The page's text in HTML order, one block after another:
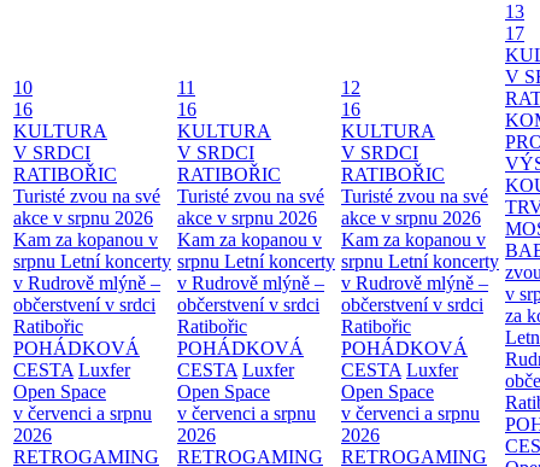
10
16
KULTURA
V SRDCI
RATIBOŘIC
Turisté zvou na své
akce v srpnu 2026
Kam za kopanou v
srpnu Letní koncerty
v Rudrově mlýně –
občerstvení v srdci
Ratibořic
POHÁDKOVÁ
CESTA Luxfer
Open Space
v červenci a srpnu
2026
RETROGAMING
11
16
KULTURA
V SRDCI
RATIBOŘIC
Turisté zvou na své
akce v srpnu 2026
Kam za kopanou v
srpnu Letní koncerty
v Rudrově mlýně –
občerstvení v srdci
Ratibořic
POHÁDKOVÁ
CESTA Luxfer
Open Space
v červenci a srpnu
2026
RETROGAMING
12
16
KULTURA
V SRDCI
RATIBOŘIC
Turisté zvou na své
akce v srpnu 2026
Kam za kopanou v
srpnu Letní koncerty
v Rudrově mlýně –
občerstvení v srdci
Ratibořic
POHÁDKOVÁ
CESTA Luxfer
Open Space
v červenci a srpnu
2026
RETROGAMING
13
17
V
v
za